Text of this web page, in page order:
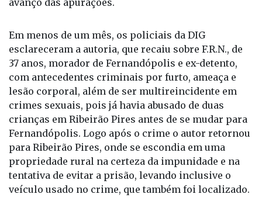
apreendidos e periciados, contribuindo para o
Em menos de um mês, os policiais da DIG
esclareceram a autoria, que recaiu sobre F.R.N., de
37 anos, morador de Fernandópolis e ex-detento,
com antecedentes criminais por furto, ameaça e
lesão corporal, além de ser multireincidente em
crimes sexuais, pois já havia abusado de duas
crianças em Ribeirão Pires antes de se mudar para
Fernandópolis. Logo após o crime o autor retornou
para Ribeirão Pires, onde se escondia em uma
propriedade rural na certeza da impunidade e na
tentativa de evitar a prisão, levando inclusive o